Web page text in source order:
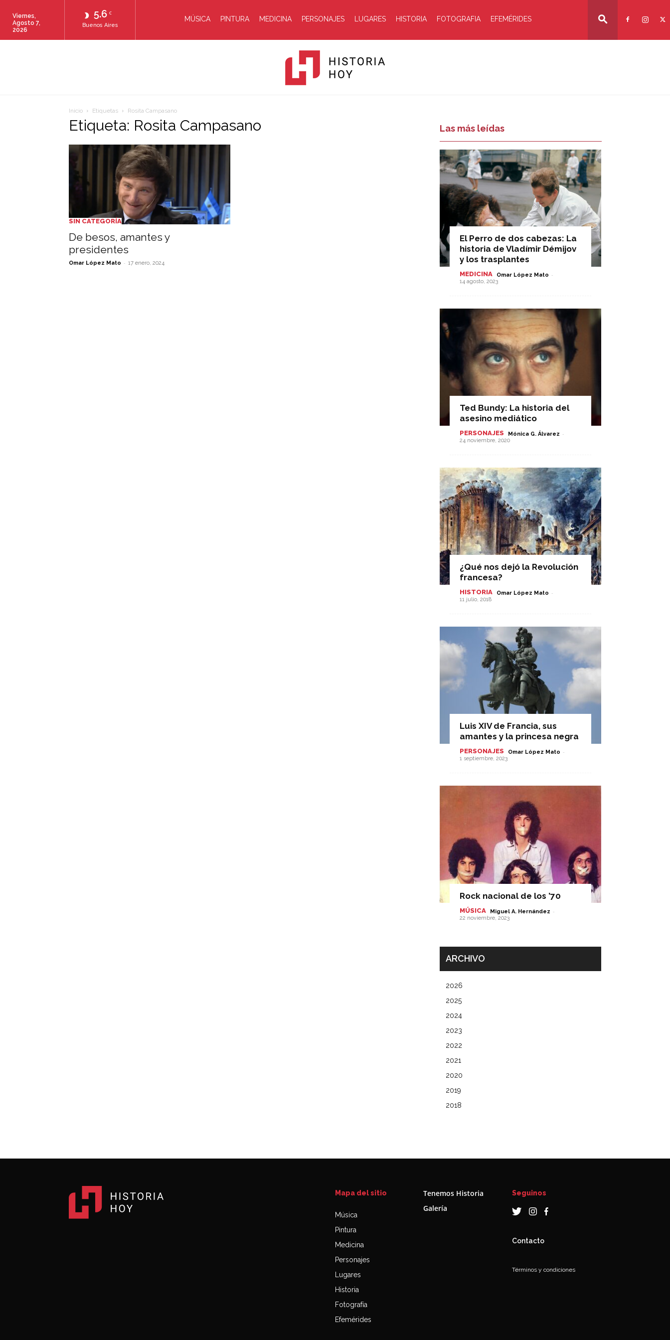
5.6 C
Buenos Aires
Viernes,
Agosto 7,
2026
MÚSICA PINTURA MEDICINA PERSONAJES LUGARES HISTORIA FOTOGRAFIA EFEMÉRIDES
Inicio Etiquetas Rosita Campasano
Etiqueta: Rosita Campasano
SIN CATEGORÍA
De besos, amantes y
presidentes
Omar López Mato - 17 enero, 2024
Las más leídas
El Perro de dos cabezas: La
historia de Vladímir Démijov
y los trasplantes
MEDICINA Omar López Mato -
14 agosto, 2023
Ted Bundy: La historia del
asesino mediático
PERSONAJES Mónica G. Álvarez -
24 noviembre, 2020
¿Qué nos dejó la Revolución
francesa?
HISTORIA Omar López Mato -
11 julio, 2018
Luis XIV de Francia, sus
amantes y la princesa negra
PERSONAJES Omar López Mato -
1 septiembre, 2023
Rock nacional de los ’70
MÚSICA Miguel A. Hernández -
22 noviembre, 2023
ARCHIVO
2026
2025
2024
2023
2022
2021
2020
2019
2018
Mapa del sitio
Música
Pintura
Medicina
Personajes
Lugares
Historia
Fotografía
Efemérides
Tenemos Historia
Galería
Seguinos
Contacto
Términos y condiciones